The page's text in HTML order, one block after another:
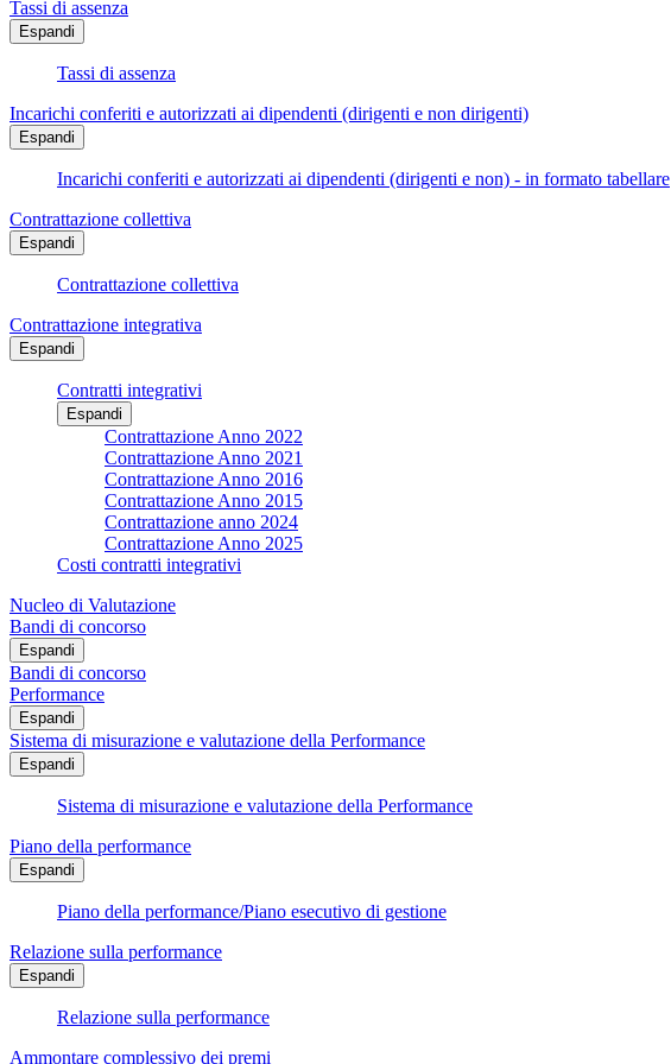
Tassi di assenza
Espandi
Tassi di assenza
Incarichi conferiti e autorizzati ai dipendenti (dirigenti e non dirigenti)
Espandi
Incarichi conferiti e autorizzati ai dipendenti (dirigenti e non) - in formato tabellare
Contrattazione collettiva
Espandi
Contrattazione collettiva
Contrattazione integrativa
Espandi
Contratti integrativi
Espandi
Contrattazione Anno 2022
Contrattazione Anno 2021
Contrattazione Anno 2016
Contrattazione Anno 2015
Contrattazione anno 2024
Contrattazione Anno 2025
Costi contratti integrativi
Nucleo di Valutazione
Bandi di concorso
Espandi
Bandi di concorso
Performance
Espandi
Sistema di misurazione e valutazione della Performance
Espandi
Sistema di misurazione e valutazione della Performance
Piano della performance
Espandi
Piano della performance/Piano esecutivo di gestione
Relazione sulla performance
Espandi
Relazione sulla performance
Ammontare complessivo dei premi